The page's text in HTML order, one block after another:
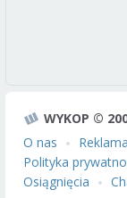
WYKOP ©
O nas
Reklama
Polityka
Osiągnięcia